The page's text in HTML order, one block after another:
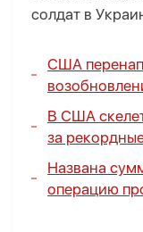
солдат в
США
В США
за
Названа
операцию